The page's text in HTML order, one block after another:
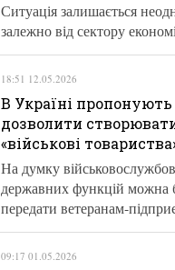
Ситуація залишається
залежно від сектору
18:51 12.05.2026
В Україні пропонують
дозволити
«військові
На думку
державних функцій можна
передати ветеранам-
09:17 01.05.2026